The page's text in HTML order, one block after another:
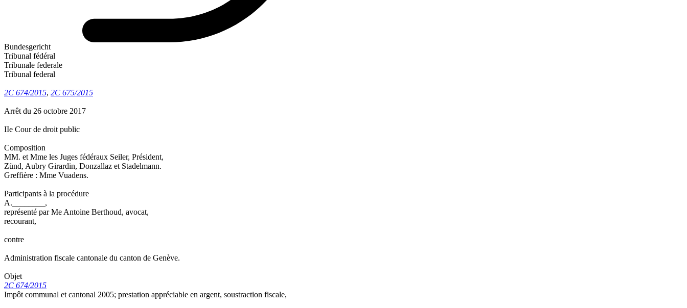
Bundesgericht
Tribunal fédéral
Tribunale federale
Tribunal federal
2C 674/2015, 2C 675/2015
Arrêt du 26 octobre 2017
IIe Cour de droit public
Composition
MM. et Mme les Juges fédéraux Seiler, Président,
Zünd, Aubry Girardin, Donzallaz et Stadelmann.
Greffière : Mme Vuadens.
Participants à la procédure
A.________,
représenté par Me Antoine Berthoud, avocat,
recourant,
contre
Administration fiscale cantonale du canton de Genève.
Objet
2C 674/2015
Impôt communal et cantonal 2005; prestation appréciable en argent, soustraction fiscale,